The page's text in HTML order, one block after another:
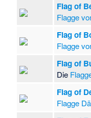
Flag of
Flagge
Flag of
Flagge
Flag of
Die
Flag of
Flagge